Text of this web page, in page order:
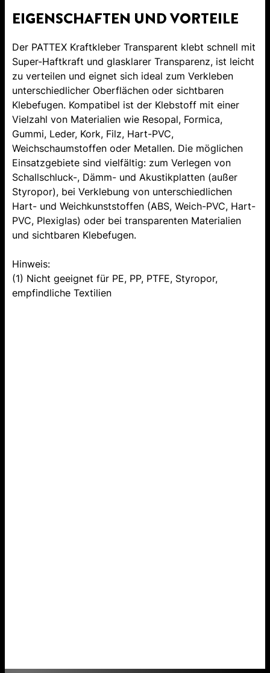
EIGENSCHAFTEN UND VORTEILE
Der PATTEX Kraftkleber Transparent klebt schnell mit
Super-Haftkraft und glasklarer Transparenz, ist leicht
zu verteilen und eignet sich ideal zum Verkleben
unterschiedlicher Oberflächen oder sichtbaren
Klebefugen. Kompatibel ist der Klebstoff mit einer
Vielzahl von Materialien wie Resopal, Formica,
Gummi, Leder, Kork, Filz, Hart-PVC,
Weichschaumstoffen oder Metallen. Die möglichen
Einsatzgebiete sind vielfältig: zum Verlegen von
Schallschluck-, Dämm- und Akustikplatten (außer
Styropor), bei Verklebung von unterschiedlichen
Hart- und Weichkunststoffen (ABS, Weich-PVC, Hart-
PVC, Plexiglas) oder bei transparenten Materialien
und sichtbaren Klebefugen.
Hinweis:
(1) Nicht geeignet für PE, PP, PTFE, Styropor,
empfindliche Textilien